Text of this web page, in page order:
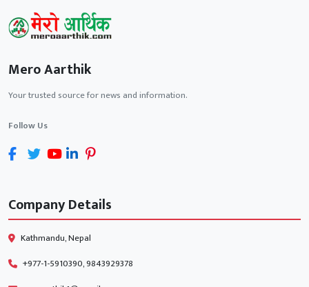
Mero Aarthik
Your trusted source for news and information.
Follow Us
Company Details
Kathmandu, Nepal
+977-1-5910390, 9843929378